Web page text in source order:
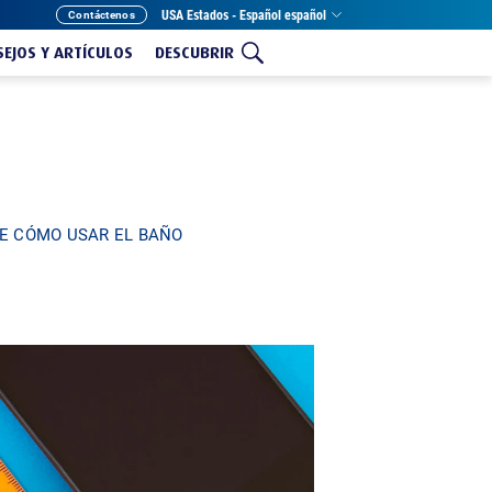
Contáctenos USA Estados - Español español
Y ARTÍCULOS DESCUBRIR
CÓMO USAR EL BAÑO